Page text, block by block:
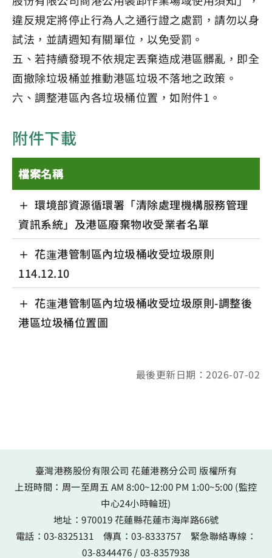
違反規定將停止行為人之通行證之處罰，請勿以身
試法，並請週知有關單位，以免受罰。
五、若持續發現不依規定丟棄造成港區髒亂，即全
面撤除垃圾桶並推動港區垃圾不落地之政策。
六、調整港區內各垃圾桶位置，如附件1。
附件下載
檔案名稱
環境部資源循環署「清除處理機構服務管理
資訊系統」及港區廢棄物收受業者名單
花蓮港管制區內垃圾桶收受垃圾原則
114.12.10
花蓮港管制區內垃圾桶收受垃圾原則-調整後
港區垃圾桶位置圖
最後更新日期：2026-07-02
臺灣港務股份有限公司 花蓮港務分公司 版權所有
上班時間：周一至周五 AM 8:00~12:00 PM 1:00~5:00 (監控
中心24小時輪班)
地址： 970019 花蓮縣花蓮市海岸路66號
電話：03-8325131 傳真：03-8333757 緊急聯絡專線：
03-8344476 /03-8357938